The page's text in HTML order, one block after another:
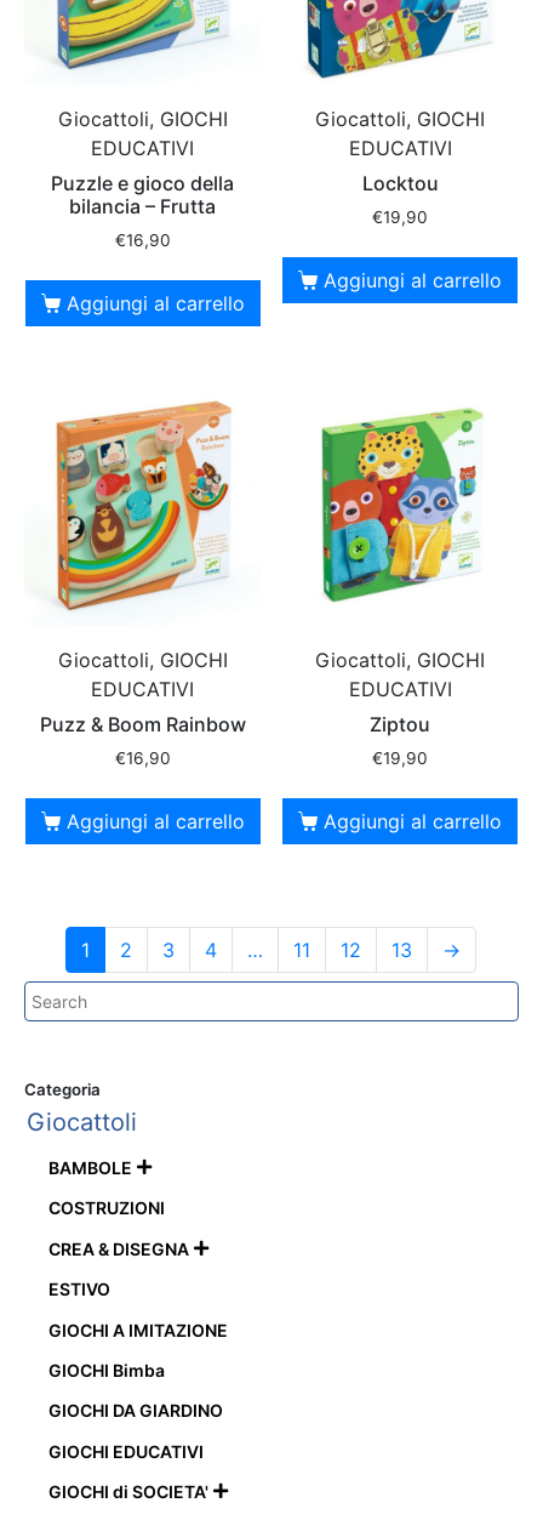
Giocattoli, GIOCHI
EDUCATIVI
Puzzle e gioco della
bilancia – Frutta
€16,90
Aggiungi al carrello
Giocattoli, GIOCHI
EDUCATIVI
Locktou
€19,90
Aggiungi al carrello
Giocattoli, GIOCHI
EDUCATIVI
Puzz & Boom Rainbow
€16,90
Aggiungi al carrello
Giocattoli, GIOCHI
EDUCATIVI
Ziptou
€19,90
Aggiungi al carrello
1 2 3 4 … 11 12 13 →
Categoria
Giocattoli
BAMBOLE 
COSTRUZIONI
CREA & DISEGNA 
ESTIVO
GIOCHI A IMITAZIONE
GIOCHI Bimba
GIOCHI DA GIARDINO
GIOCHI EDUCATIVI
GIOCHI di SOCIETA' 